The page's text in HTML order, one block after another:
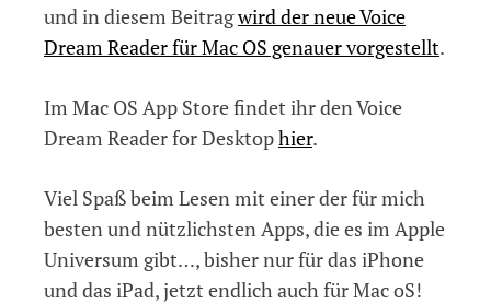
und in diesem Beitragwird der neue Voice
Dream Reader für Mac OS genauer vorgestellt.
Im Mac OS App Store findet ihr den Voice
Dream Reader for Desktophier.
Viel Spaß beim Lesen mit einer der für mich
besten und nützlichsten Apps, die es im Apple
Universum gibt…, bisher nur für das iPhone
und das iPad, jetzt endlich auch für Mac oS!